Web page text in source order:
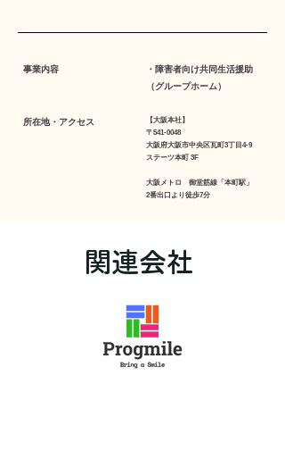
事業内容
所在地・アクセス
・障害者向け共同生活援助
（グループホーム）
【​大阪本社】
〒541-0048
大阪府大阪市中央区瓦町3丁目4-9​
ステーツ本町 3F
大阪メトロ 御堂筋線「本町駅」
2番出口より徒歩7分
​関連会社